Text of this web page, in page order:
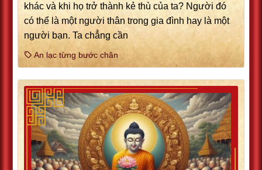
khác và khi họ trở thành kẻ thù của ta? Người đó
có thể là một người thân trong gia đình hay là một
người bạn. Ta chẳng cần
An lạc từng bước chân